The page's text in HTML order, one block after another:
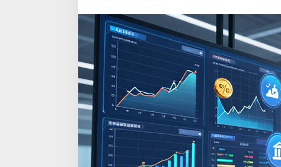
Perbankan